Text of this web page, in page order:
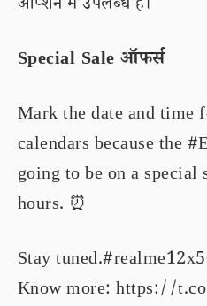
ऑप्शन में उपलब्ध है।
Special Sale ऑफर्स
Mark the date and time
calendars because the
going to be on a
hours. ⏰
Stay tuned.
Know more:https://